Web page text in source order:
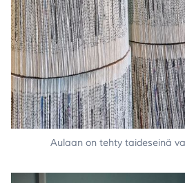
Aulaan on tehty taideseinä